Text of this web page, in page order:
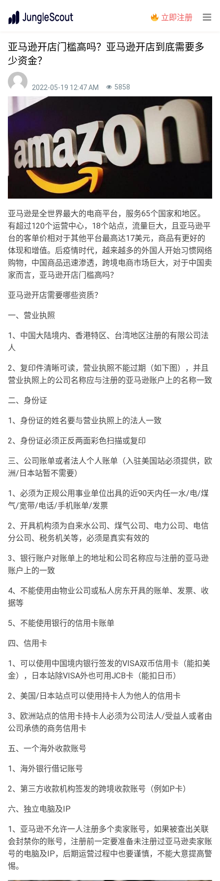
立即注册
亚马逊开店门槛高吗？亚马逊开店到底需要多
少资金？
2022-05-19 12:47 AM 5858
亚马逊是全世界最大的电商平台，服务65个国家和地区。
有超过120个运营中心，18个站点，流量巨大，且亚马逊平
台的客单价相对于其他平台最高达17美元，商品有更好的
体现和增值。后疫情时代，越来越多的外国人开始习惯网络
购物，中国商品迅速渗透，跨境电商市场巨大，对于中国卖
家而言，亚马逊开店门槛高吗？
亚马逊开店需要哪些资质？
一、营业执照
1、中国大陆境内、香港特区、台湾地区注册的有限公司法
人
2、复印件清晰可读，营业执照不能过期（如下图），并且
营业执照上的公司名称应与注册的亚马逊账户上的名称一致
二、身份证
1、身份证的姓名要与营业执照上的法人一致
2、身份证必须正反两面彩色扫描或复印
三、公司账单或者法人个人账单（入驻美国站必须提供，欧
洲/日本站暂不需要）
1、必须为正规公用事业单位出具的近90天内任一水/电/煤
气/宽带/电话/手机账单/发票
2、开具机构须为自来水公司、煤气公司、电力公司、电信
分公司、税务机关等，必须是真实有效的
3、银行账户对账单上的地址和公司名称应与注册的亚马逊
账户上的一致
4、不能使用由物业公司或私人房东开具的账单、发票、收
据等
5、不能使用银行的信用卡账单
四、信用卡
1、可以使用中国境内银行签发的VISA双币信用卡（能扣美
金），日本站除VISA外也可用JCB卡（能扣日币）
2、美国/日本站点可以使用持卡人为他人的信用卡
3、欧洲站点的信用卡持卡人必须为公司法人/受益人或者由
公司承债的商务信用卡
五、一个海外收款账号
1、海外银行借记账号
2、第三方收款机构签发的跨境收款账号（例如P卡）
六、独立电脑及IP
1、亚马逊不允许一人注册多个卖家账号，如果被查出关联
会封禁你的账号，注册前一定要准备未注册过亚马逊卖家账
号的电脑及IP，后期运营过程中也要谨慎，不能大意提高警
惕。